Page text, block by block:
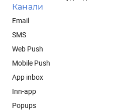
Канали
Email
SMS
Web Push
Mobile Push
App inbox
Inn-app
Popups